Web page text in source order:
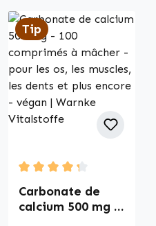
Tip
Average rating of 4.33
Carbonate de
calcium 500 mg -